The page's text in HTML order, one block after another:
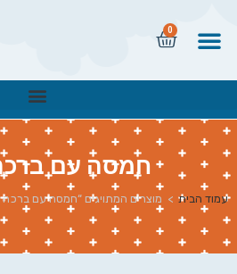
0
חמסה עם
עמוד הבית > מוצרים המתויגים “חמסה עם ברכה